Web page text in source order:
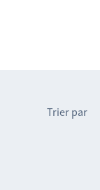
Trier par